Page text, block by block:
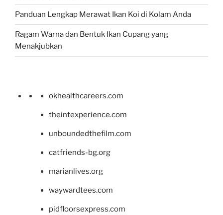
Panduan Lengkap Merawat Ikan Koi di Kolam Anda
Ragam Warna dan Bentuk Ikan Cupang yang
Menakjubkan
okhealthcareers.com
theintexperience.com
unboundedthefilm.com
catfriends-bg.org
marianlives.org
waywardtees.com
pidfloorsexpress.com